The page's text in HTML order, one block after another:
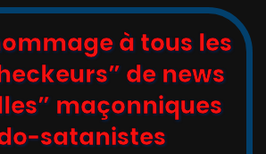
à tous les
de news
maçonniques
satanistes